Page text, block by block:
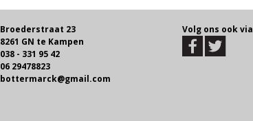
Broederstraat 23
8261 GN te Kampen
038 - 331 95 42
06 29478823
bottermarck@gmail.com
Volg ons ook via